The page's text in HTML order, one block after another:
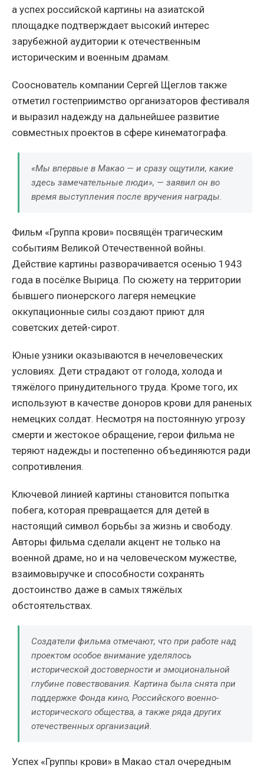
а успех российской картины на азиатской
площадке подтверждает высокий интерес
зарубежной аудитории к отечественным
историческим и военным драмам.
Сооснователь компании Сергей Щеглов также
отметил гостеприимство организаторов фестиваля
и выразил надежду на дальнейшее развитие
совместных проектов в сфере кинематографа.
«Мы впервые в Макао — и сразу ощутили, какие
здесь замечательные люди», — заявил он во
время выступления после вручения награды.
Фильм «Группа крови» посвящён трагическим
событиям Великой Отечественной войны.
Действие картины разворачивается осенью 1943
года в посёлке Вырица. По сюжету на территории
бывшего пионерского лагеря немецкие
оккупационные силы создают приют для
советских детей-сирот.
Юные узники оказываются в нечеловеческих
условиях. Дети страдают от голода, холода и
тяжёлого принудительного труда. Кроме того, их
используют в качестве доноров крови для раненых
немецких солдат. Несмотря на постоянную угрозу
смерти и жестокое обращение, герои фильма не
теряют надежды и постепенно объединяются ради
сопротивления.
Ключевой линией картины становится попытка
побега, которая превращается для детей в
настоящий символ борьбы за жизнь и свободу.
Авторы фильма сделали акцент не только на
военной драме, но и на человеческом мужестве,
взаимовыручке и способности сохранять
достоинство даже в самых тяжёлых
обстоятельствах.
Создатели фильма отмечают, что при работе над
проектом особое внимание уделялось
исторической достоверности и эмоциональной
глубине повествования. Картина была снята при
поддержке Фонда кино, Российского военно-
исторического общества, а также ряда других
отечественных организаций.
Успех «Группы крови» в Макао стал очередным